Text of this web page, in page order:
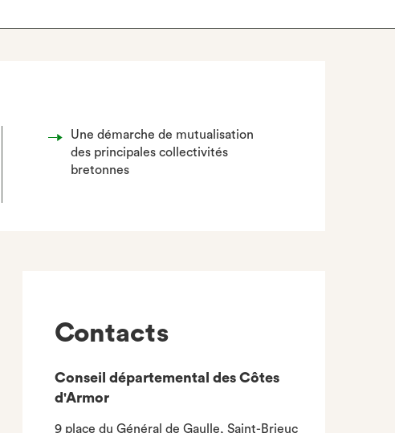
Une démarche de mutualisation
des principales collectivités
bretonnes
Contacts
Conseil départemental des Côtes
d'Armor
9 place du Général de Gaulle, Saint-Brieuc